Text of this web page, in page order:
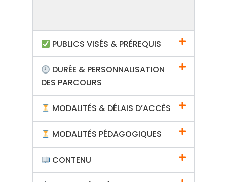
PUBLICS VISÉS & PRÉREQUIS
DURÉE & PERSONNALISATION
DES PARCOURS
MODALITÉS & DÉLAIS D’ACCÈS
MODALITÉS PÉDAGOGIQUES
CONTENU